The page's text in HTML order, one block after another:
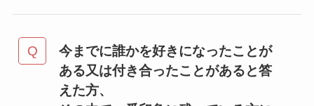
今までに誰かを好きになったことが
ある又は付き合ったことがあると答
えた方、